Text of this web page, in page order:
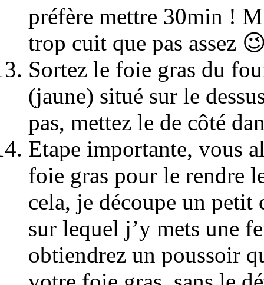
préfère mettre 30min !
trop cuit que pas assez
Sortez le foie gras du
(jaune) situé sur le
pas, mettez le de côté
Etape importante, vous
foie gras pour le rendre
cela, je découpe un
sur lequel j’y mets une
obtiendrez un poussoir